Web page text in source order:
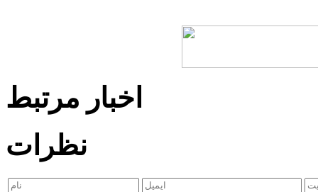
اخبار مرتبط
نظرات